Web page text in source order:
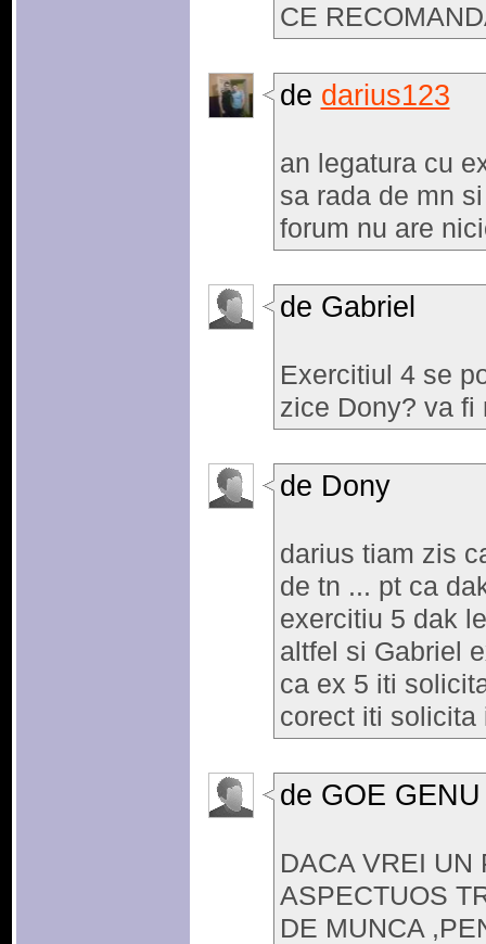
CE
de darius123
an legatura cu
sa rada de mn
forum nu are
de Gabriel
Exercitiul 4 se
zice Dony? va fi
de Dony
darius tiam zis
de tn ... pt ca
exercitiu 5 dak
altfel si Gabriel
ca ex 5 iti
corect iti solicita
de GOE GENU
DACA VREI UN
ASPECTUOS
DE MUNCA